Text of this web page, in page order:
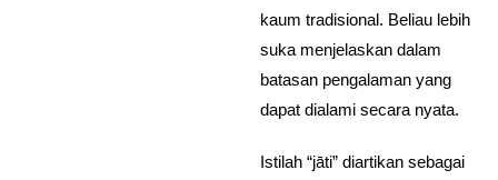
kaum tradisional. Beliau lebih
suka menjelaskan dalam
batasan pengalaman yang
dapat dialami secara nyata.
Istilah “jāti” diartikan sebagai